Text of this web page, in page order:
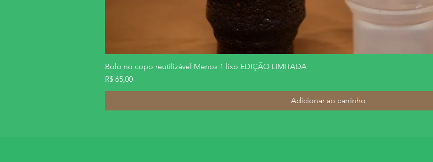
Bolo no copo reutilizável Menos 1 lixo EDIÇÃO LIMITADA
Preço
R$ 65,00
Adicionar ao carrinho